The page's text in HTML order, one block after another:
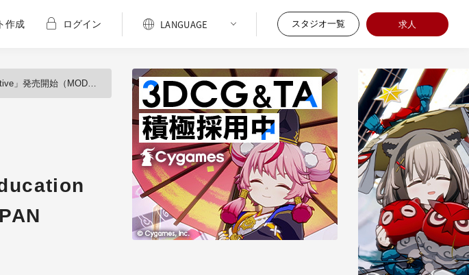
作成 ログイン スタジオ一覧 求人
MODO JAPAN GROUP）